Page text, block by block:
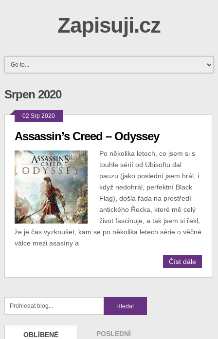
Zapisuji.cz
Srpen 2020
02 Srp 2020
Assassin’s Creed – Odyssey
Po několika letech, co jsem si s
touhle sérií od Ubisoftu dal
pauzu (jako poslední jsem hrál, i
když nedohrál, perfektní Black
Flag), došla řada na prostředí
antického Řecka, které mě celý
život fascinuje, a tak jsem si řekl,
že je čas vyzkoušet, kam se po několika letech série o věčné
válce mezi asasíny a
Číst dále
OBLÍBENÉ POSLEDNÍ